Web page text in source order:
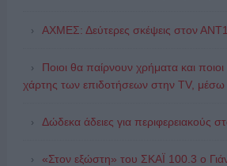
ΑΧΜΕΣ: Δεύτερες σκέψεις στον
Ποιοι θα παίρνουν χρήματα και
χάρτης των επιδοτήσεων στην TV,
Δώδεκα άδειες για περιφερειακούς
«Στον εξώστη» του ΣΚΑΪ 100.3 ο